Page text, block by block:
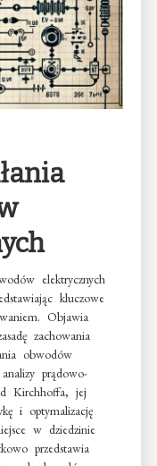
elektrycznych
kluczowe
Objawia
zachowania
obwodów
prądowo-
Kirchhoffa, jej
i optymalizację
w dziedzinie
przedstawia